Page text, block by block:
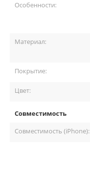
Особенности:
Материал:
Покрытие:
Цвет:
Совместимость
Совместимость (iPhone):